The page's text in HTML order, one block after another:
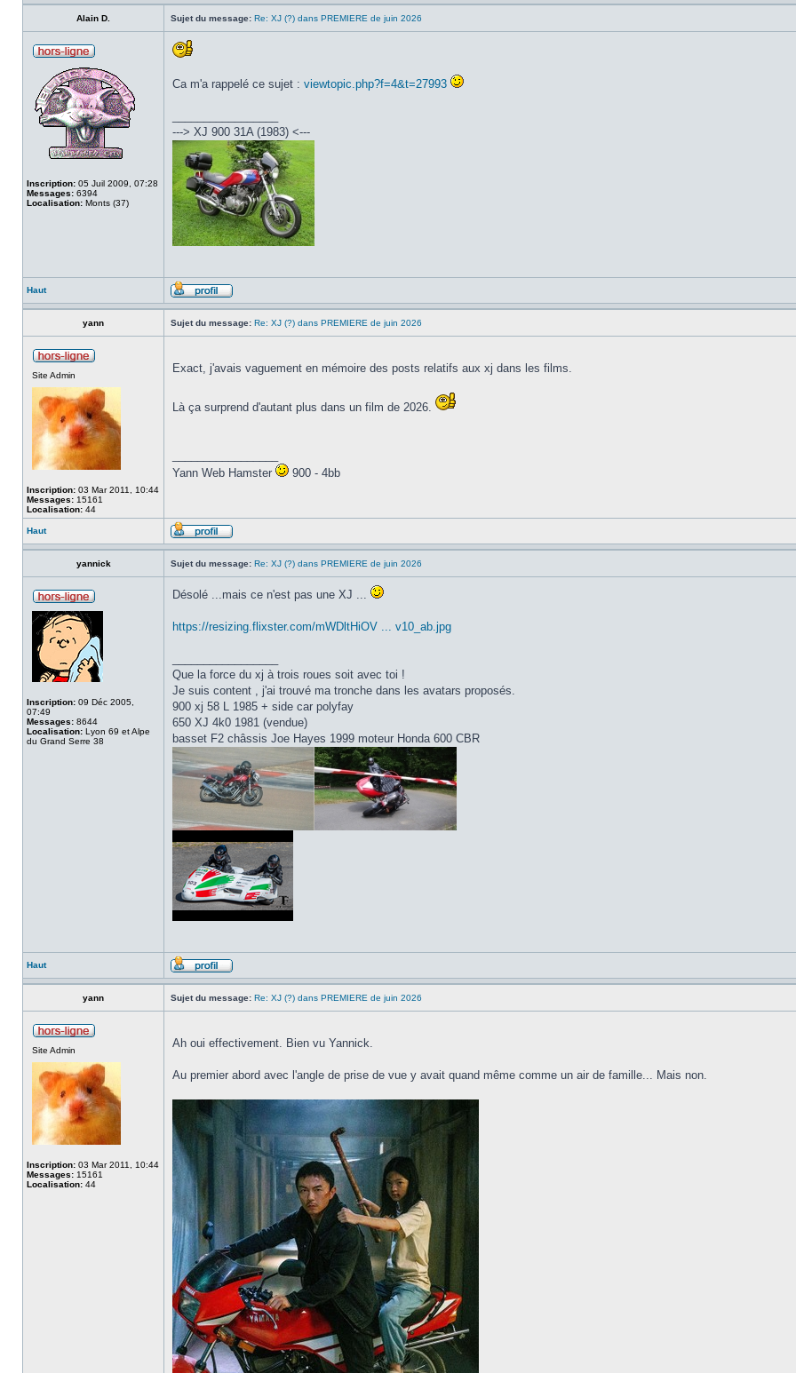
Alain D. Sujet du message: Re: XJ (?) dans PREMIERE de juin 2026
Inscription: 05 Juil 2009, 07:28
Messages: 6394
Localisation: Monts (37)
Ca m'a rappelé ce sujet : viewtopic.php?f=4&t=27993
---> XJ 900 31A (1983) <---
Haut
yann Sujet du message: Re: XJ (?) dans PREMIERE de juin 2026
Site Admin
Inscription: 03 Mar 2011, 10:44
Messages: 15161
Localisation: 44
Exact, j'avais vaguement en mémoire des posts relatifs aux xj dans les films.
Là ça surprend d'autant plus dans un film de 2026.
Yann Web Hamster
900 - 4bb
Haut
yannick Sujet du message: Re: XJ (?) dans PREMIERE de juin 2026
Inscription: 09 Déc 2005,
07:49
Messages: 8644
Localisation: Lyon 69 et Alpe
du Grand Serre 38
Désolé ...mais ce n'est pas une XJ ...
https://resizing.flixster.com/mWDltHiOV ... v10_ab.jpg
Que la force du xj à trois roues soit avec toi !
Je suis content , j'ai trouvé ma tronche dans les avatars proposés.
900 xj 58 L 1985 + side car polyfay
650 XJ 4k0 1981 (vendue)
basset F2 châssis Joe Hayes 1999 moteur Honda 600 CBR
Haut
yann Sujet du message: Re: XJ (?) dans PREMIERE de juin 2026
Site Admin
Inscription: 03 Mar 2011, 10:44
Messages: 15161
Localisation: 44
Ah oui effectivement. Bien vu Yannick.
Au premier abord avec l'angle de prise de vue y avait quand même comme un air de famille... Mais non.